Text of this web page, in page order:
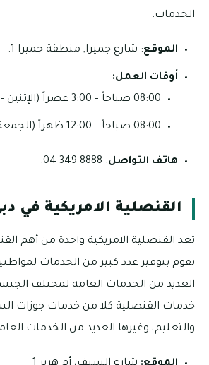
الخدمات.
الموقع: شارع جميرا, منطقة جميرا 1.
أوقات العمل:
08:00 صباحاً – 3:00 عصراً (الإثنين – الخميس)
08:00 صباحاً – 12:00 ظهراً (الجمعة)
هاتف التواصل: 8888 349 04.
القنصلية الامريكية في
تعد القنصلية الامريكية واحدة من أهم
تقوم بتوفير عدد كبير من الخدمات
العديد من الخدمات العامة لمختلف
خدمات القنصلية كلا من خدمات جوزات
والتعليم، وغيرها العديد من الخدمات